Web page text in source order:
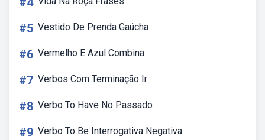
#5 Vestido De Prenda Gaúcha
#6 Vermelho E Azul Combina
#7 Verbos Com Terminação Ir
#8 Verbo To Have No Passado
#9 Verbo To Be Interrogativa Negativa